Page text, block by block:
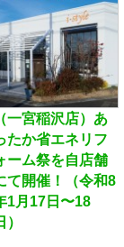
（一宮稲沢店）あ
たか省エネリフ
ーム祭を自店舗
て開催！（令和8
1月17日〜18
）